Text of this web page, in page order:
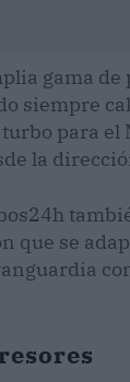
gama
siempre
para el
la
se